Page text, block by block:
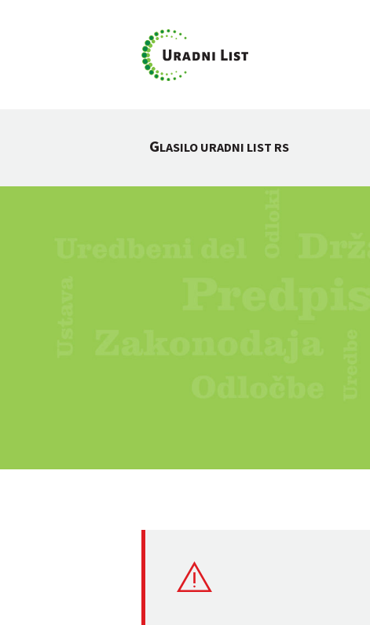
GLASILO URADNI LIST RS